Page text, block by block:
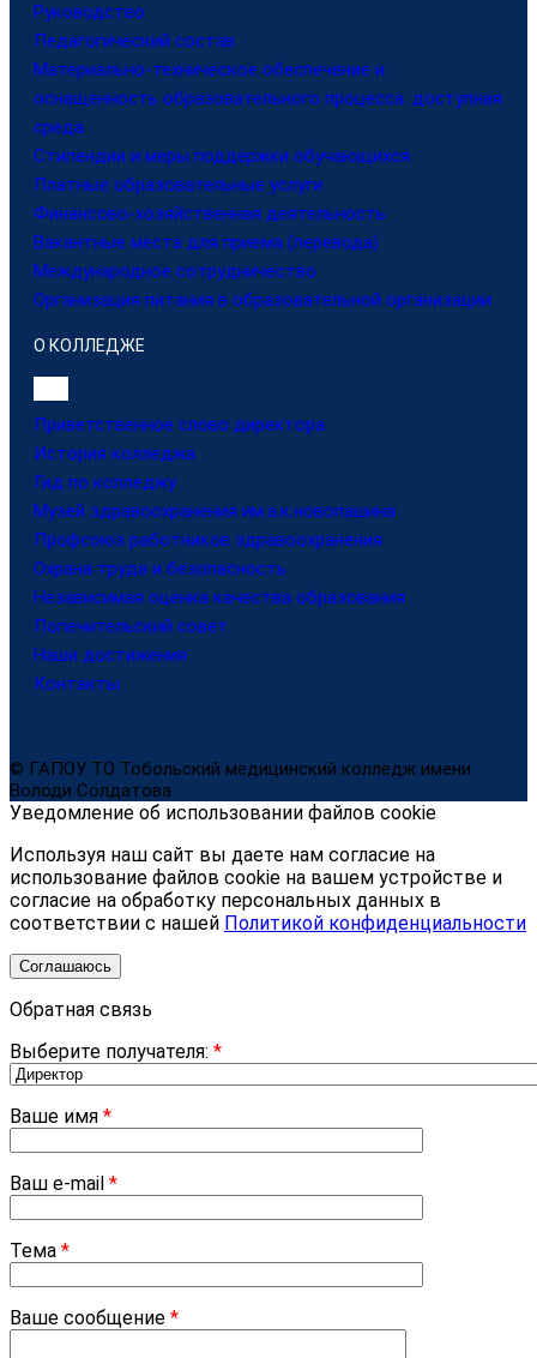
Руководство
Педагогический состав
Материально-техническое обеспечение и
оснащенность образовательного процесса. доступная
среда
Стипендии и меры поддержки обучающихся
Платные образовательные услуги
Финансово-хозяйственная деятельность
Вакантные места для приема (перевода)
Международное сотрудничество
Организация питания в образовательной организации
О КОЛЛЕДЖЕ
Приветственное слово директора
История колледжа
Гид по колледжу
Музей здравоохранения им.а.к.новопашина
Профсоюз работников здравоохранения
Охрана труда и безопасность
Независимая оценка качества образования
Попечительский совет
Наши достижения
Контакты
© ГАПОУ ТО Тобольский медицинский колледж имени
Володи Солдатова
Уведомление об использовании файлов cookie
Используя наш сайт вы даете нам согласие на
использование файлов cookie на вашем устройстве и
согласие на обработку персональных данных в
соответствии с нашей Политикой конфиденциальности
Соглашаюсь
Обратная связь
Выберите получателя: *
Ваше имя *
Ваш e-mail *
Тема *
Ваше сообщение *